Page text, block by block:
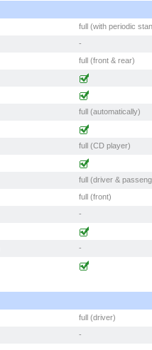
full (with periodic
-
full (front & rear)
full (automatically)
full (CD player)
full (driver &
full (front)
-
-
full (driver)
-